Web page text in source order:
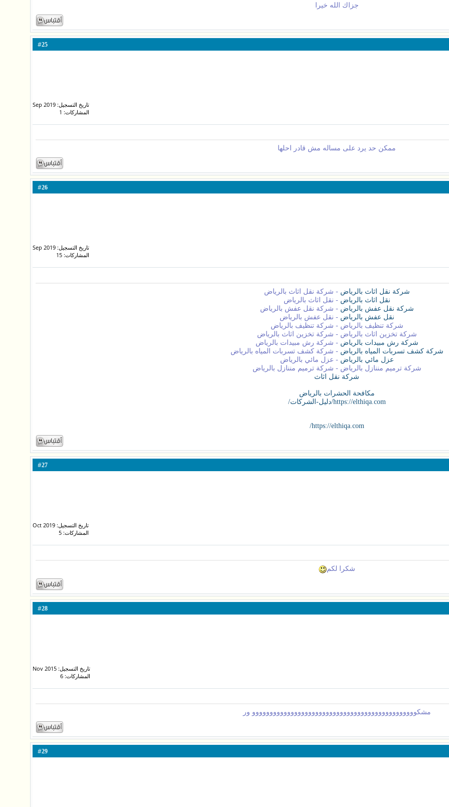
جزاك الله خيرا
25
تاريخ التسجيل: Sep 2019
المشاركات: 1
ممكن حد يرد على مساله مش قادر احلها
26
تاريخ التسجيل: Sep 2019
المشاركات: 15
شركة نقل اثاث بالرياض - شركة نقل اثاث بالرياض
نقل اثاث بالرياض - نقل اثاث بالرياض
شركة نقل عفش بالرياض - شركة نقل عفش بالرياض
نقل عفش بالرياض - نقل عفش بالرياض
شركة تنظيف بالرياض - شركة تنظيف بالرياض
شركة تخزين اثاث بالرياض - شركة تخزين اثاث بالرياض
شركة رش مبيدات بالرياض - شركة رش مبيدات بالرياض
شركة كشف تسربات المياه بالرياض - شركة كشف تسربات المياه بالرياض
عزل مائي بالرياض - عزل مائي بالرياض
شركة ترميم مننازل بالرياض - شركة ترميم مننازل بالرياض
شركة نقل اثاث
مكافحة الحشرات بالرياض
https://elthiqa.com/دليل-الشركات/
https://elthiqa.com/
27
تاريخ التسجيل: Oct 2019
المشاركات: 5
شكرا لكم
28
تاريخ التسجيل: Nov 2015
المشاركات: 6
مشكووووووووووووووووووووووووووووووووووووووووووووووو ور
29